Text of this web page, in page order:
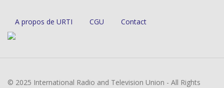
A propos de URTI CGU Contact
© 2025 International Radio and Television Union - All Rights